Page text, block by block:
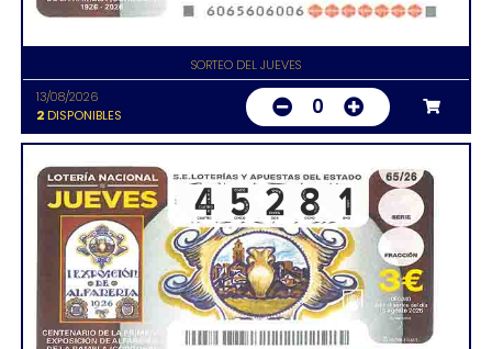
SORTEO DEL JUEVES
13/08/2026
2DISPONIBLES 0